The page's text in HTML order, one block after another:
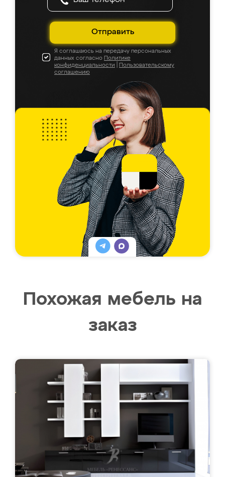
Отправить
Я соглашаюсь на передачу персональных
данных согласно Политике
конфиденциальности
Пользовательскому
соглашению
Похожая мебель на
заказ